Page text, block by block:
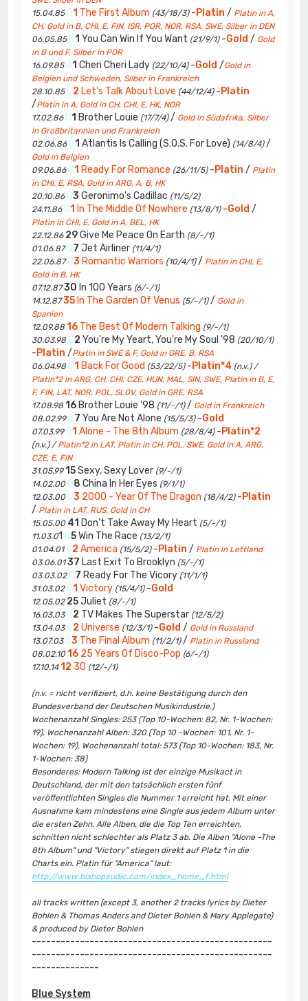
15.04.85 01 The First Album (43/18/3)-Platin/ Platin in A,
CH, Gold in B, CHI, E, FIN, ISR, POR, NOR, RSA, SWE, Silber in DEN
06.05.85 01 You Can Win If You Want (21/9/1)-Gold / Gold
in B und F, Silber in POR
16.09.85 01 Cheri Cheri Lady (22/10/4)-Gold /Gold in
Belgien und Schweden, Silber in Frankreich
28.10.85 02 Let's Talk About Love (44/12/4)-Platin
/Platin in A, Gold in CH, CHI, E, HK, NOR
17.02.86 01 Brother Louie (17/7/4)/ Gold in Südafrika, Silber
in Großbritannien und Frankreich
02.06.86 01 Atlantis Is Calling (S.O.S. For Love) (14/8/4)/
Gold in Belgien
09.06.86 01 Ready For Romance (26/11/5)-Platin / Platin
in CHI, E, RSA, Gold in ARG, A, B, HK
20.10.86 03 Geronimo's Cadillac (11/5/2)
24.11.86 01 In The Middle Of Nowhere (13/8/1)-Gold /
Platin in CHI, E, Gold in A, BEL, HK
22.12.86 29Give Me Peace On Earth (8/-/1)
01.06.87 07 Jet Airliner (11/4/1)
22.06.87 03 Romantic Warriors (10/4/1)/ Platin in CHI, E,
Gold in B, HK
07.12.87 30 In 100 Years (6/-/1)
14.12.87 35 In The Garden Of Venus (5/-/1)/ Gold in
Spanien
12.09.88 16 The Best Of Modern Talking (9/-/1)
30.03.98 02 You're My Yeart, You're My Soul '98 (20/10/1)
-Platin /Platin in SWE & F, Gold in GRE, B, RSA
06.04.98 01 Back For Good (53/22/5)-Platin*4 (n.v.) /
Platin*2 in ARG, CH, CHI, CZE, HUN, MAL, SIN, SWE, Platin in B, E,
F, FIN, LAT, NOR, POL, SLOV, Gold in GRE, RSA
17.08.98 16 Brother Louie '98 (11/-/1)/ Gold in Frankreich
08.02.99 07 You Are Not Alone (15/5/3)-Gold
07.03.99 01 Alone - The 8th Album (28/8/4)-Platin*2
(n.v.) /Platin*2 in LAT, Platin in CH, POL, SWE, Gold in A, ARG,
CZE, E, FIN
31.05.99 15Sexy, Sexy Lover (9/-/1)
14.02.00 08 China In Her Eyes (9/1/1)
12.03.00 03 2000 - Year Of The Dragon (18/4/2)-Platin
/ Platin in LAT, RUS, Gold in CH
15.05.00 41 Don't Take Away My Heart (5/-/1)
11.03.01 05Win The Race (13/2/1)
01.04.01 02 America (15/5/2)-Platin / Platin in Lettland
03.06.01 37 Last Exit To Brooklyn (5/-/1)
03.03.02 07 Ready For The Vicory (11/1/1)
31.03.02 01 Victory (15/4/1)-Gold
12.05.02 25Juliet (8/-/1)
16.03.03 02 TV Makes The Superstar (12/5/2)
13.04.03 02 Universe (12/3/1)-Gold/ Gold in Russland
13.07.03 03 The Final Album (11/2/1)/ Platin in Russland
08.02.10 16 25 Years Of Disco-Pop (6/-/1)
17.10.14 12 30 (12/-/1)
(n.v. = nicht verifiziert, d.h. keine Bestätigung durch den
Bundesverband der Deutschen Musikindustrie.)
Wochenanzahl Singles: 253 (Top 10-Wochen: 82, Nr. 1-Wochen:
19), Wochenanzahl Alben: 320 (Top 10 -Wochen: 101, Nr. 1-
Wochen: 19), Wochenanzahl total: 573 (Top 10-Wochen: 183, Nr.
1-Wochen: 38)
Besonderes: Modern Talking ist der einzige Musikact in
Deutschland, der mit den tatsächlich ersten fünf
veröffentlichten Singles die Nummer 1 erreicht hat. Mit einer
Ausnahme kam mindestens eine Single aus jedem Album unter
die ersten Zehn. Alle Alben, die die Top Ten erreichten,
schnitten nicht schlechter als Platz 3 ab. Die Alben "Alone -The
8th Album" und "Victory" stiegen direkt auf Platz 1 in die
Charts ein. Platin für "America" laut:
http://www.bishopaudio.com/index_home_f.html
all tracks written (except 3, another 2 tracks lyrics by Dieter
Bohlen & Thomas Anders and Dieter Bohlen & Mary Applegate)
& produced by Dieter Bohlen
--------------------------------------------------
--------------------------------------------------
--------------
Blue System